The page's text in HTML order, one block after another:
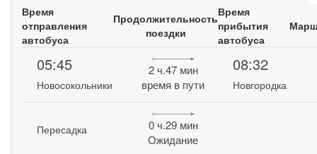
Время
отправления
автобуса
Продолжительность
поездки
Время
прибытия
автобуса
05:45
Новосокольники
2 ч.47 мин
время в пути
08:32
Новгородка
Пересадка
0 ч.29 мин
Ожидание